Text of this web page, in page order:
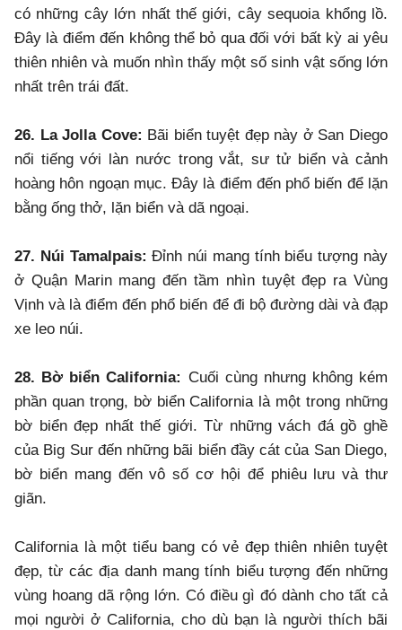
có những cây lớn nhất thế giới, cây sequoia khổng lồ.
Đây là điểm đến không thể bỏ qua đối với bất kỳ ai yêu
thiên nhiên và muốn nhìn thấy một số sinh vật sống lớn
nhất trên trái đất.
26. La Jolla Cove: Bãi biển tuyệt đẹp này ở San Diego
nổi tiếng với làn nước trong vắt, sư tử biển và cảnh
hoàng hôn ngoạn mục. Đây là điểm đến phổ biến để lặn
bằng ống thở, lặn biển và dã ngoại.
27. Núi Tamalpais: Đỉnh núi mang tính biểu tượng này
ở Quận Marin mang đến tầm nhìn tuyệt đẹp ra Vùng
Vịnh và là điểm đến phổ biến để đi bộ đường dài và đạp
xe leo núi.
28. Bờ biển California: Cuối cùng nhưng không kém
phần quan trọng, bờ biển California là một trong những
bờ biển đẹp nhất thế giới. Từ những vách đá gồ ghề
của Big Sur đến những bãi biển đầy cát của San Diego,
bờ biển mang đến vô số cơ hội để phiêu lưu và thư
giãn.
California là một tiểu bang có vẻ đẹp thiên nhiên tuyệt
đẹp, từ các địa danh mang tính biểu tượng đến những
vùng hoang dã rộng lớn. Có điều gì đó dành cho tất cả
mọi người ở California, cho dù bạn là người thích bãi